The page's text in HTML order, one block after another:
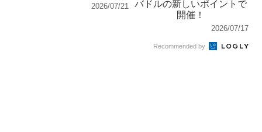
2026/07/21
バドルの新しいポイントで
開催！
2026/07/17
Recommended by